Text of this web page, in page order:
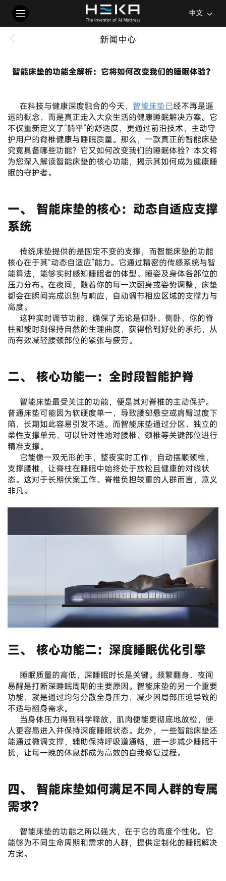
中文
新闻中心
智能床垫的功能全解析：它将如何改变我们的睡眠体验？
	在科技与健康深度融合的今天，
智能床垫已经不再是遥
远的概念，而是真正走入大众生活的健康睡眠解决方案。它
不仅重新定义了“躺平”的舒适度，更通过前沿技术，主动守
护用户的脊椎健康与睡眠质量。那么，一款真正的智能床垫
究竟具备哪些功能？它又如何改变我们的睡眠体验？本文将
为您深入解读智能床垫的核心功能，揭示其如何成为健康睡
眠的守护者。
一、 智能床垫的核心：动态自适应支撑
系统
核心在于其“动态自适应”能力。它通过精密的传感系统与智
能算法，能够实时感知睡眠者的体型、睡姿及身体各部位的
压力分布。在夜间，随着你的每一次翻身或姿势调整，床垫
都会在瞬间完成识别与响应，自动调节相应区域的支撑力与
高度。
柱都能时刻保持自然的生理曲度，获得恰到好处的承托，从
而有效减轻腰颈部位的紧张与疲劳。
二、 核心功能一：全时段智能护脊
普通床垫可能因为软硬度单一，导致腰部悬空或肩臀过度下
陷，长期如此容易引发不适。而智能床垫通过分区、独立的
柔性支撑单元，可以针对性地对腰椎、颈椎等关键部位进行
精准支撑。
支撑腰椎，让脊柱在睡眠中始终处于放松且健康的对线状
态。这对于长期伏案工作、脊椎负担较重的人群而言，意义
非凡。
三、 核心功能二：深度睡眠优化引擎
易醒是打断深睡眠周期的主要原因。智能床垫的另一个重要
功能，就是通过均匀分散全身压力，减少因局部压迫导致的
不适与翻身需求。
人更容易进入并保持深度睡眠状态。此外，一些智能床垫还
能通过微调支撑，辅助保持呼吸道通畅，进一步减少睡眠干
扰，让每一晚的休息都成为高效的自我修复过程。
四、 智能床垫如何满足不同人群的专属
需求？
能够为不同生命周期和需求的人群，提供定制化的睡眠解决
方案。